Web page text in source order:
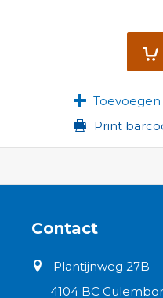
Print
Contact
Plantijnweg 27B
4104 BC